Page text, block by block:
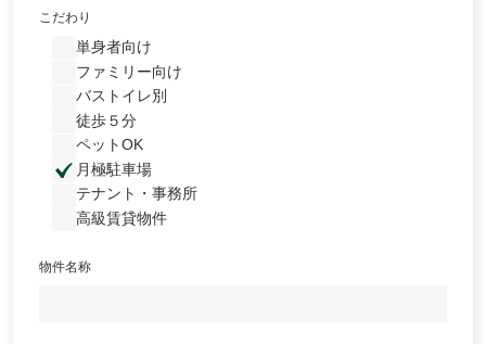
こだわり
単身者向け
ファミリー向け
バストイレ別
徒歩５分
ペットOK
月極駐車場
テナント・事務所
高級賃貸物件
物件名称